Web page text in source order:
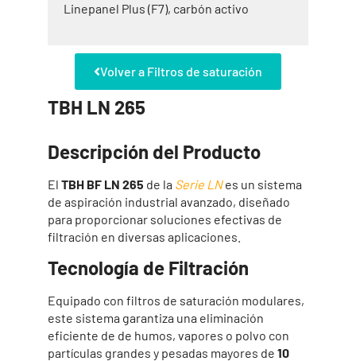
Linepanel Plus (F7), carbón activo
Volver a Filtros de saturación
TBH LN 265
Descripción del Producto
El TBH BF LN 265 de la Serie LNes un sistema
de aspiración industrial avanzado, diseñado
para proporcionar soluciones efectivas de
filtración en diversas aplicaciones.
Tecnología de Filtración
Equipado con filtros de saturación modulares,
este sistema garantiza una eliminación
eficiente de de humos, vapores o polvo con
partículas grandes y pesadas mayores de 10